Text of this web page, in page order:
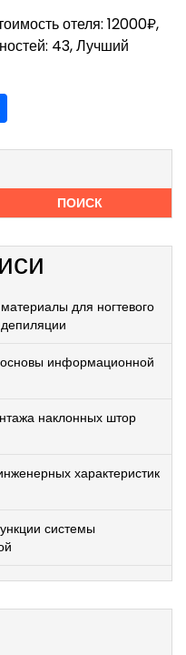
отеля: 12000₽,
43, Лучший
ПОИСК
для ногтевого
информационной
наклонных штор
характеристик
системы